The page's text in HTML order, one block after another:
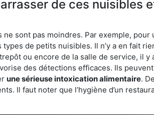
de ces nuisibles
sont pas moindres. Par exemple,
de petits nuisibles. Il n’y a en fait
ou encore de la salle de service, il
des détections efficaces. Ils
une sérieuse intoxication alimentaire.
Il faut noter que l’hygiène d’un